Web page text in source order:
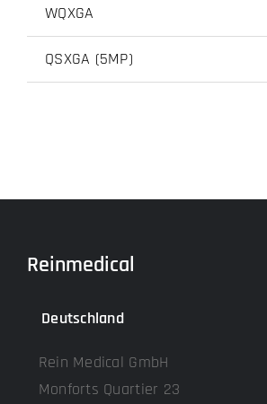
WQXGA
QSXGA (5MP)
Reinmedical
Deutschland
Rein Medical GmbH
Monforts Quartier 23